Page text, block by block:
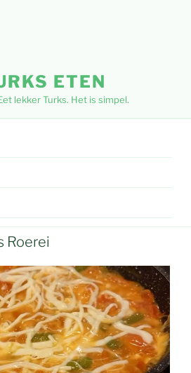
ETEN
lekker Turks. Het is simpel.
Roerei